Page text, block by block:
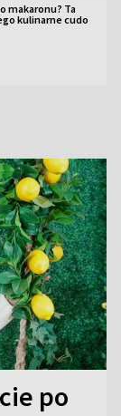
makaronu? Ta
kulinarne cudo
po